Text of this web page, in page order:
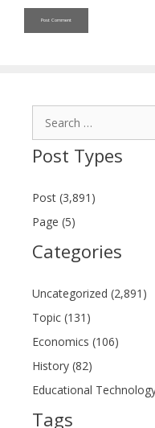
Post Types
Post (3,891)
Page (5)
Categories
Uncategorized (2,891)
Topic (131)
Economics (106)
History (82)
Educational
Tags